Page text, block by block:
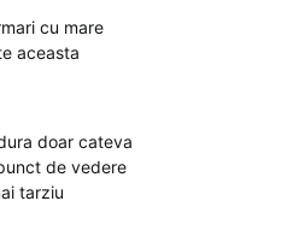
cu mare
aceasta
doar cateva
de vedere
tarziu